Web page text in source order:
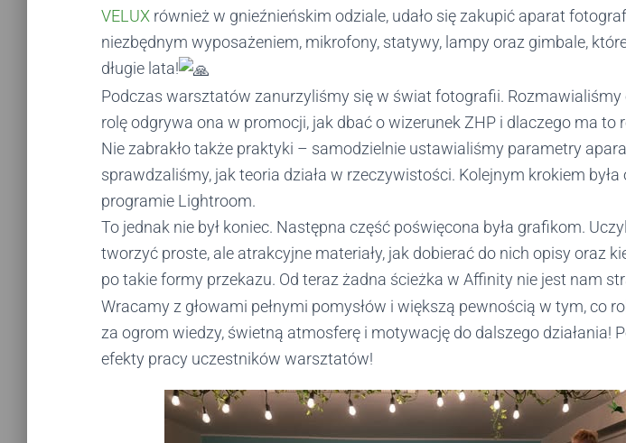
VELUX również w gnieźnieńskim odziale, udało się zakupić aparat
niezbędnym wyposażeniem, mikrofony, statywy, lampy oraz gimbale,
długie lata!
Podczas warsztatów zanurzyliśmy się w świat fotografii. Rozmawialiśmy
rolę odgrywa ona w promocji, jak dbać o wizerunek ZHP i dlaczego ma to
Nie zabrakło także praktyki – samodzielnie ustawialiśmy parametry
sprawdzaliśmy, jak teoria działa w rzeczywistości. Kolejnym krokiem była
programie Lightroom.
To jednak nie był koniec. Następna część poświęcona była grafikom.
tworzyć proste, ale atrakcyjne materiały, jak dobierać do nich opisy oraz
po takie formy przekazu. Od teraz żadna ścieżka w Affinity nie jest nam
Wracamy z głowami pełnymi pomysłów i większą pewnością w tym, co
za ogrom wiedzy, świetną atmosferę i motywację do dalszego działania!
efekty pracy uczestników warsztatów!